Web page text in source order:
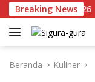
Langsung
ke
konten
Breaking News
2026
Beranda Kuliner